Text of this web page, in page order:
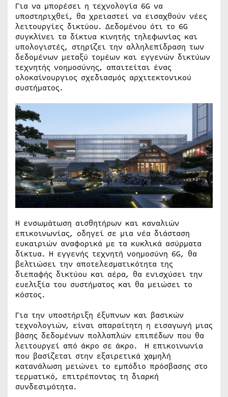
Για να μπορέσει η τεχνολογία 6G να
υποστηριχθεί, θα χρειαστεί να εισαχθούν νέες
λειτουργίες δικτύου. Δεδομένου ότι το 6G
συγκλίνει τα δίκτυα κινητής τηλεφωνίας και
υπολογιστές, στηρίζει την αλληλεπίδραση των
δεδομένων μεταξύ τομέων και εγγενών δικτύων
τεχνητής νοημοσύνης, απαιτείται ένας
ολοκαίνουργιος σχεδιασμός αρχιτεκτονικού
συστήματος.
Η ενσωμάτωση αισθητήρων και καναλιών
επικοινωνίας, οδηγεί σε μια νέα διάσταση
ευκαιριών αναφορικά με τα κυκλικά ασύρματα
δίκτυα. H εγγενής τεχνητή νοημοσύνη 6G, θα
βελτιώσει την αποτελεσματικότητα της
διεπαφής δικτύου και αέρα, θα ενισχύσει την
ευελιξία του συστήματος και θα μειώσει το
κόστος.
Για την υποστήριξη έξυπνων και βασικών
τεχνολογιών, είναι απαραίτητη η εισαγωγή μιας
βάσης δεδομένων πολλαπλών επιπέδων που θα
λειτουργεί από άκρο σε άκρο. Η επικοινωνία
που βασίζεται στην εξαιρετικά χαμηλή
κατανάλωση μειώνει το εμπόδιο πρόσβασης στο
τερματικό, επιτρέποντας τη διαρκή
συνδεσιμότητα.